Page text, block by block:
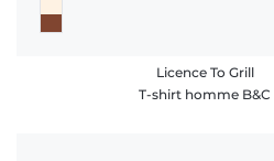
Licence To Grill
T-shirt homme B&C